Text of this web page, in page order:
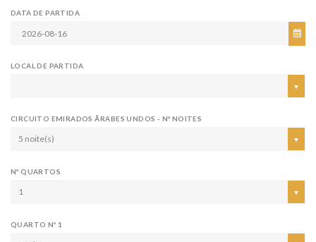
DATA DE PARTIDA
LOCAL DE PARTIDA
CIRCUITO EMIRADOS ÃRABES UNDOS - Nº NOITES
5 noite(s)
Nº QUARTOS
1
QUARTO Nº 1